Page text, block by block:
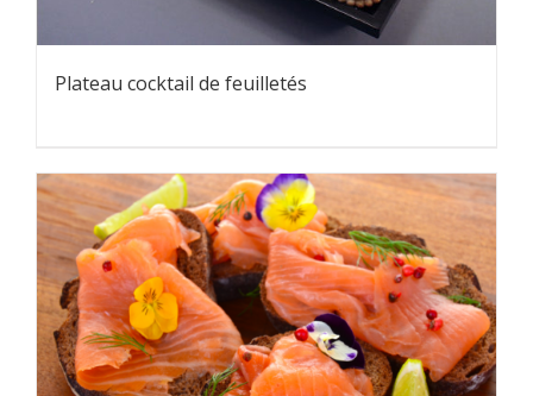
Plateau cocktail de feuilletés